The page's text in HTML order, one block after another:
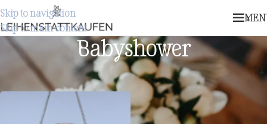
Skip to navigation
Skip to main content
Babyshower
Produkte verschlagwortet mit „Babyshower“